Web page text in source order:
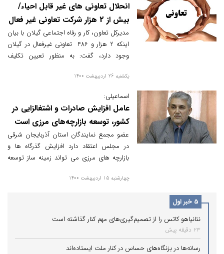
انحلال تعاونی های غیر قابل احیاء/
بیش از 2 هزار شرکت تعاونی غیر فعال
در گیلان وجود دارد
مدیرکل تعاون، کار و رفاه اجتماعی گیلان با بیان
اینکه 2 هزار و 486 تعاونی غیرفعال در گیلان
وجود دارد، گفت: به منظور تعیین تکلیف
که با رفع موانع، تعاونی احیاء می‌شود و در غیر
زمینه انحلال قانونی آن‌ها فراهم می‌شود.
یکشنبه 26 اردیبهشت 1400
اسماعیلی:
عامل افزایش صادرات و اشتغالزایی در
کشور، توسعه بازارچه‌های مرزی است
عضو مجمع نمایندگان استان آذربایجان شرقی
در مجلس اعتقاد دارد افزایش گذرگاه ها و
بازارچه های مرزی می تواند زمینه ساز توسعه
چهارشنبه 15 اردیبهشت 1400
5 خبر اول
نتانیاهو کاتس را از تصمیم‌گیری‌های مهم کنار گذاشته است
23 دقیقه پیش
رسانه‌ها در بزنگاه‌های حساس در کنار ملت ایستاده‌اند